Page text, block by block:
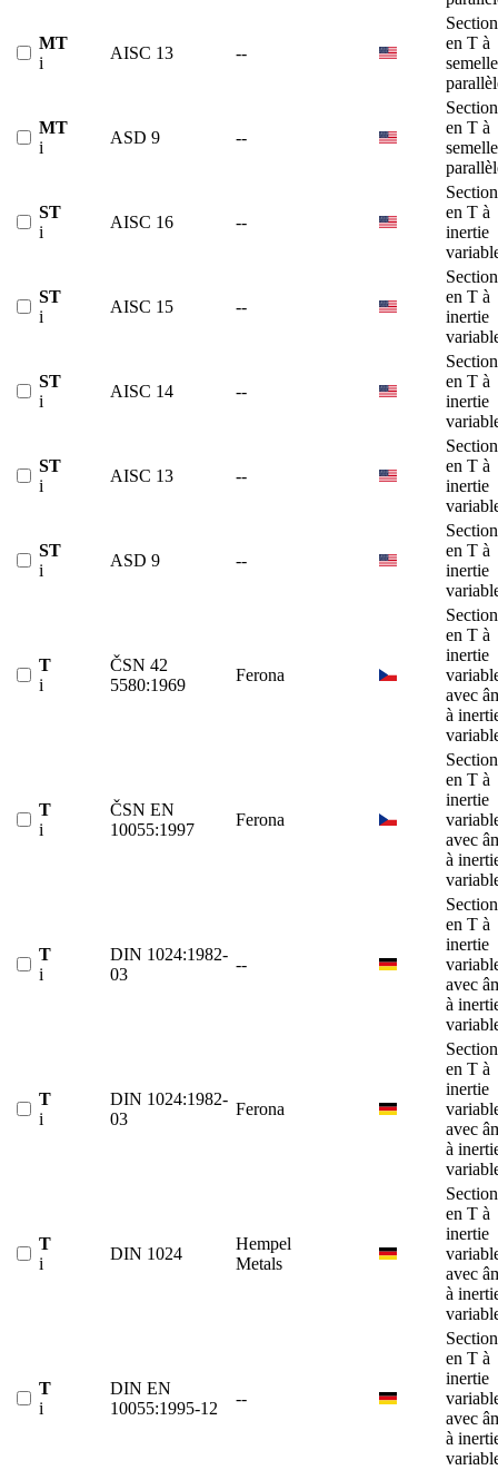
MT
i
AISC 13 --
en T à
MT
i
ASD 9 --
en T à
ST
i
AISC 16 --
en T à
inertie
ST
i
AISC 15 --
en T à
inertie
ST
i
AISC 14 --
en T à
inertie
ST
i
AISC 13 --
en T à
inertie
ST
i
ASD 9 --
en T à
inertie
T
i
ČSN 42
5580:1969
Ferona
en T à
inertie
avec
à
T
i
ČSN EN
10055:1997
Ferona
en T à
inertie
avec
à
T
i
DIN 1024:1982-
03
--
en T à
inertie
avec
à
T
i
DIN 1024:1982-
03
Ferona
en T à
inertie
avec
à
T
i
DIN 1024
Hempel
Metals
en T à
inertie
avec
à
T
i
DIN EN
10055:1995-12
--
en T à
inertie
avec
à